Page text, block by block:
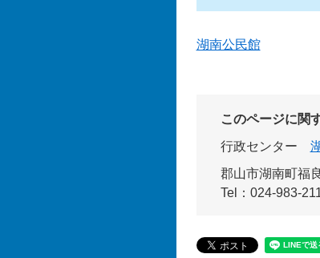
湖南公民館
このページに関
行政センター
郡山市湖南町福
Tel：024-983-